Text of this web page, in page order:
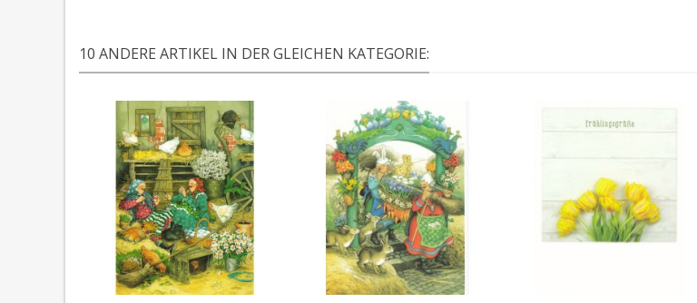
10 ANDERE ARTIKEL IN DER GLEICHEN KATEGORIE: